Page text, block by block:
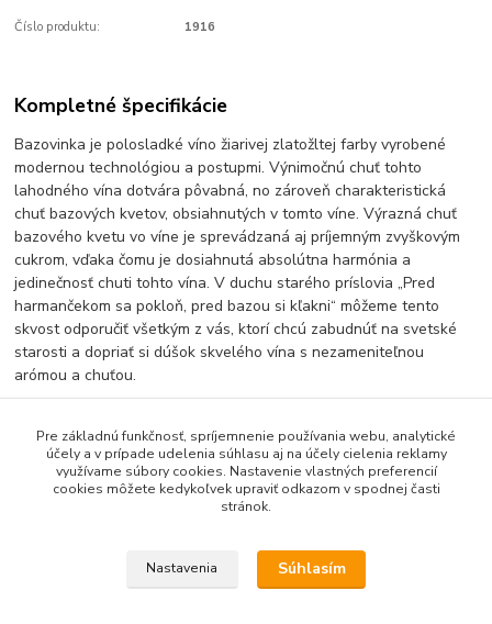
Číslo produktu: 1916
Kompletné špecifikácie
Bazovinka je polosladké víno žiarivej zlatožltej farby vyrobené
modernou technológiou a postupmi. Výnimočnú chuť tohto
lahodného vína dotvára pôvabná, no zároveň charakteristická
chuť bazových kvetov, obsiahnutých v tomto víne. Výrazná chuť
bazového kvetu vo víne je sprevádzaná aj príjemným zvyškovým
cukrom, vďaka čomu je dosiahnutá absolútna harmónia a
jedinečnosť chuti tohto vína. V duchu starého príslovia „Pred
harmančekom sa pokloň, pred bazou si kľakni“ môžeme tento
skvost odporučiť všetkým z vás, ktorí chcú zabudnúť na svetské
starosti a dopriať si dúšok skvelého vína s nezameniteľnou
arómou a chuťou.
Tovar zaradený v kategóriách
Slovenský tovar
Pre základnú funkčnosť, spríjemnenie používania webu, analytické
účely a v prípade udelenia súhlasu aj na účely cielenia reklamy
využívame súbory cookies. Nastavenie vlastných preferencií
cookies môžete kedykoľvek upraviť odkazom v spodnej časti
stránok.
Nastavenia Súhlasím